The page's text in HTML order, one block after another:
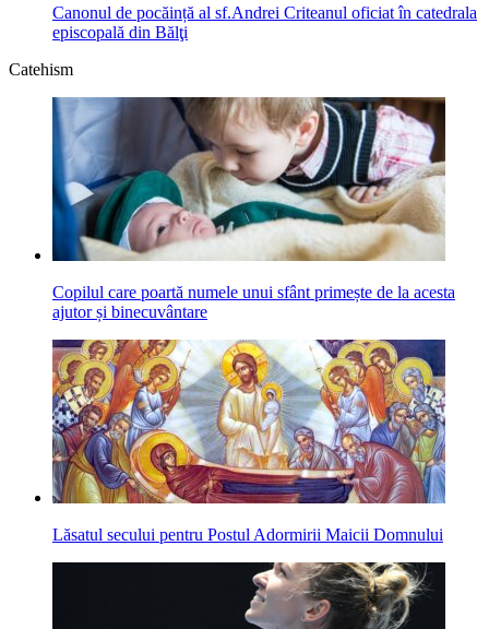
Canonul de pocăință al sf.Andrei Criteanul oficiat în catedrala
episcopală din Bălţi
Catehism
Copilul care poartă numele unui sfânt primește de la acesta
ajutor și binecuvântare
Lăsatul secului pentru Postul Adormirii Maicii Domnului